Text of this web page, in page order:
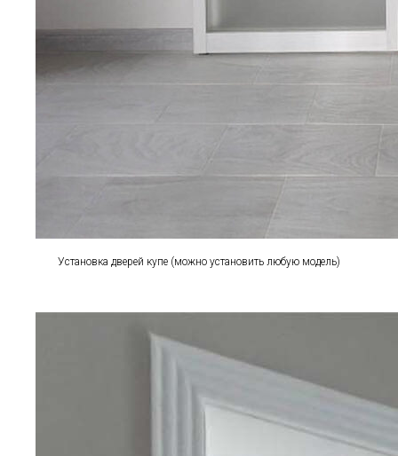
Установка дверей купе (можно установить любую модель)